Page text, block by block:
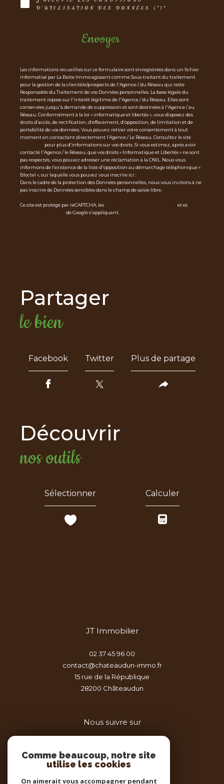
D'UTILISATION DES DONNÉES (*)*
Envoyer
Les informations recueillies sur ce formulaire sont enregistrées dans un fichier
informatisé par La Boite Immo agissant comme Sous-traitant du traitement
pour la gestion de la clientèle/prospects de l'Agence / du Réseau qui reste
Responsable du Traitement de vos Données personnelles. La base légale du
traitement repose sur l'intérêt légitime de l'Agence / du Réseau. Elles sont
conservées jusqu'à demande de suppression et sont destinées à l'Agence / au
Réseau. Conformément à la loi « informatique et libertés », vous disposez des
droits d’accès, de rectification, d’effacement, d’opposition, de limitation et de
portabilité de vos données. Vous pouvez retirer votre consentement à tout
moment en contactant directement l’Agence / Le Réseau. Consultez le site
pour plus d’informations sur vos droits. Si vous estimez, après avoir
contacté l'Agence / le Réseau, que vos droits « Informatique et Libertés » ne sont
pas respectés, vous pouvez adresser une réclamation à la CNIL. Nous vous
informons de l’existence de la liste d'opposition au démarchage téléphonique «
Bloctel », sur laquelle vous pouvez vous inscrire ici :
Dans le cadre de la protection des Données personnelles, nous vous invitons à ne
pas inscrire de Données sensibles dans le champ de saisie libre.
Ce site est protégé par reCAPTCHA, les et es
de Google s'appliquent.
partager
le bien
Facebook Twitter Plus de partage
découvrir
nos outils
Sélectionner Calculer
JT Immobilier
02 37 45 96 00
contact@chateaudun-immo.fr
15 rue de la République
28200
châteaudun
Nous suivre sur
Comme beaucoup, notre site
utilise les cookies
On aimerait vous accompagner pendant